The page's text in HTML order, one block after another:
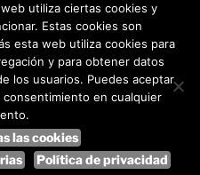
utiliza ciertas cookies y
Estas cookies son
esta web utiliza cookies para
y para obtener datos
los usuarios. Puedes aceptar
en cualquier
las cookies
Política de privacidad